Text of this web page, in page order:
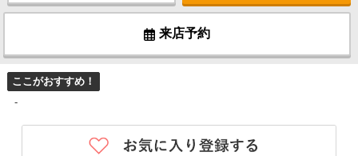
来店予約
ここがおすすめ！
-